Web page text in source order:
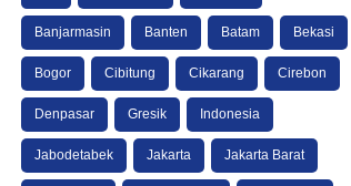
Banjarmasin Banten Batam Bekasi
Bogor Cibitung Cikarang Cirebon
Denpasar Gresik Indonesia
Jabodetabek Jakarta Jakarta Barat